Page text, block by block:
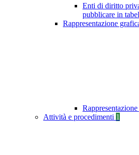
Enti di diritto
pubblicare in
Rappresentazione
Attività e procedimenti 1